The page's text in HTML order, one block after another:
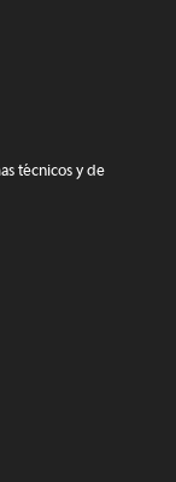
técnicos y de